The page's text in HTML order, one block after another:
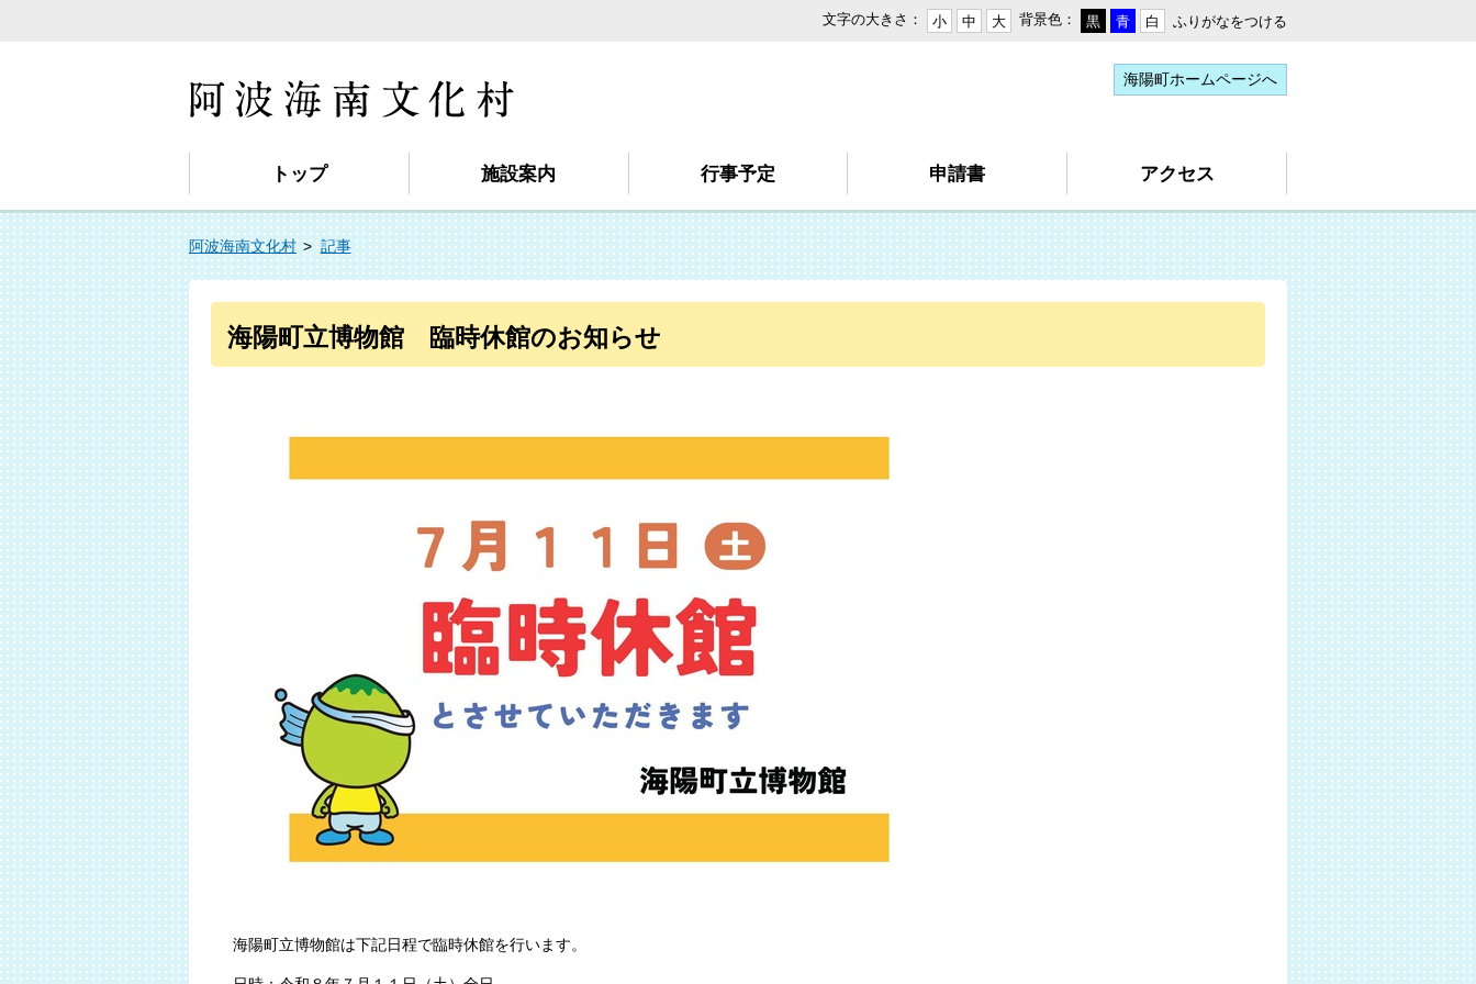
本
文字の大きさ： 小 中 大 背景色： 黒 青 白 ふりがなをつける
海陽町ホームページへ
トップ 施設案内 行事予定 申請書 アクセス
阿波海南文化村 記事
海陽町立博物館 臨時休館のお知らせ
海陽町立博物館は下記日程で臨時休館を行います。